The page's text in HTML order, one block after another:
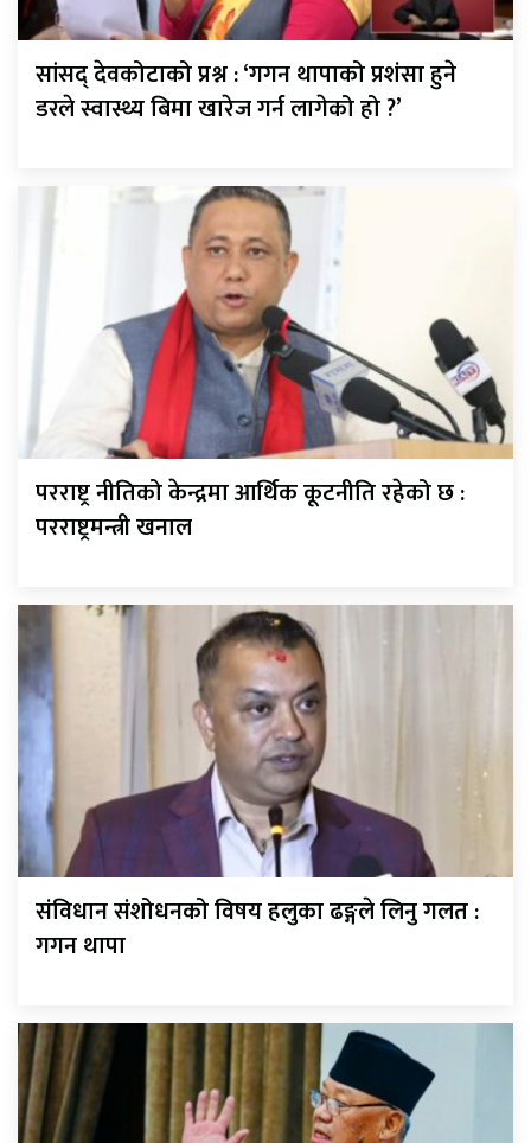
सांसद् देवकोटाको प्रश्न : ‘गगन थापाको प्रशंसा हुने
डरले स्वास्थ्य बिमा खारेज गर्न लागेको हो ?’
परराष्ट्र नीतिको केन्द्रमा आर्थिक कूटनीति रहेको छ :
परराष्ट्रमन्त्री खनाल
संविधान संशोधनको विषय हलुका ढङ्गले लिनु गलत :
गगन थापा